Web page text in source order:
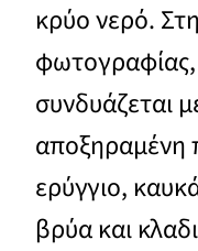
κρύο νερό.
φωτογραφίας,
συνδυάζεται
αποξηραμένη
ερύγγιο,
βρύα και